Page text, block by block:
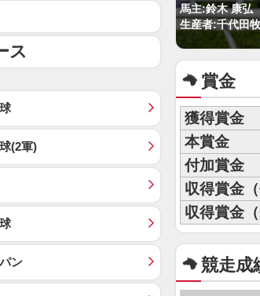
馬主:鈴木 康弘
生産者:千代田
賞金
獲得賞金
本賞金
付加賞金
収得賞金（
収得賞金（
競走成
ス
(2軍)
ン